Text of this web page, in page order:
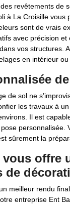
revêtements de
à La Croisille
sont de vrais
avec précision et
dans vos
en intérieur
de sol ne
les travaux à
Il est
personnalisée.
sûrement la
offre
de
meilleur rendu
entreprise Ent